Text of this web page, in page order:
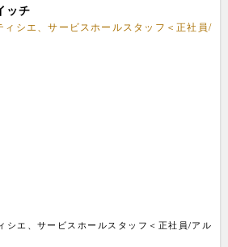
ッチ
シエ、サービスホールスタッフ＜正社員/
エ、サービスホールスタッフ＜正社員/アル